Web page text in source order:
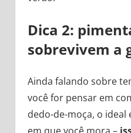
Dica 2:
sobrevivem a
Ainda falando sobre
você for pensar em
dedo-de-moça, o